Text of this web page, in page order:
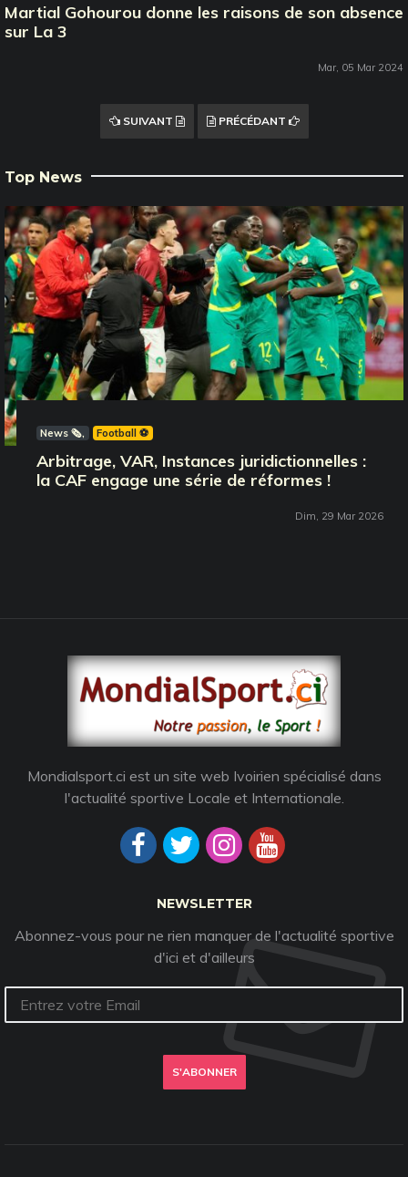
Martial Gohourou donne les raisons de son absence
sur La 3
Mar, 05 Mar 2024
SUIVANT PRÉCÉDANT
Top News
News 🗞️ Football ⚽️
Arbitrage, VAR, Instances juridictionnelles :
la CAF engage une série de réformes !
Dim, 29 Mar 2026
Mondialsport.ci est un site web Ivoirien spécialisé dans
l'actualité sportive Locale et Internationale.
NEWSLETTER
Abonnez-vous pour ne rien manquer de l'actualité sportive
d'ici et d'ailleurs
S'ABONNER